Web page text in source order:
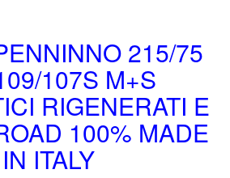
è:
99,90€.
215/75
107S M+S
RIGENERATI E
100% MADE
IN ITALY